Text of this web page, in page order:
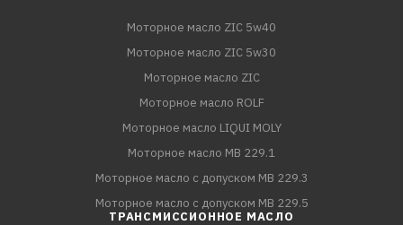
Моторное масло ZIC 5w40
Моторное масло ZIC 5w30
Моторное масло ZIC
Моторное масло ROLF
Моторное масло LIQUI MOLY
Моторное масло MB 229.1
Моторное масло с допуском MB 229.3
Моторное масло с допуском MB 229.5
ТРАНСМИССИОННОЕ МАСЛО